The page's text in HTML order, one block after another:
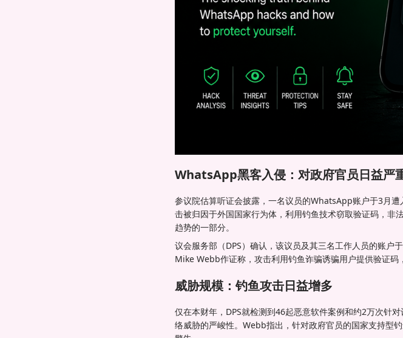
WhatsApp黑客入侵：对政府官员日益严
参议院估算听证会披露，一名议员的WhatsApp账户于3月
击被归因于外国国家行为体，利用钓鱼技术窃取验证码，非
趋势的一部分。
议会服务部（DPS）确认，该议员及其三名工作人员的账户
Mike Webb作证称，攻击利用钓鱼诈骗诱骗用户提供验证码
威胁规模：钓鱼攻击日益增多
仅在本财年，DPS就检测到46起恶意软件案例和约2万次针
络威胁的严峻性。Webb指出，针对政府官员的国家支持型